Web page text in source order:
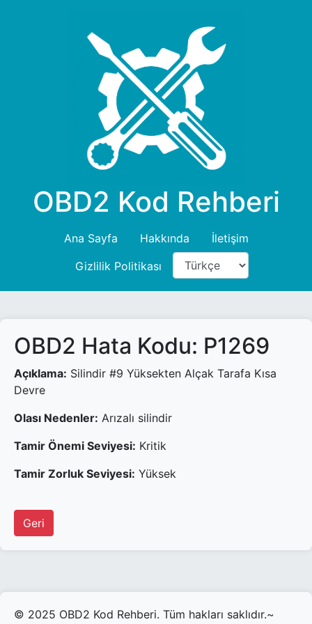
OBD2 Kod Rehberi
Ana Sayfa Hakkında
İletişim
Gizlilik Politikası
OBD2 Hata Kodu: P1269
Açıklama: Silindir #9 Yüksekten Alçak Tarafa Kısa
Devre
Olası Nedenler: Arızalı silindir
Tamir Önemi Seviyesi: Kritik
Tamir Zorluk Seviyesi: Yüksek
Geri
© 2025 OBD2 Kod Rehberi. Tüm hakları saklıdır.~